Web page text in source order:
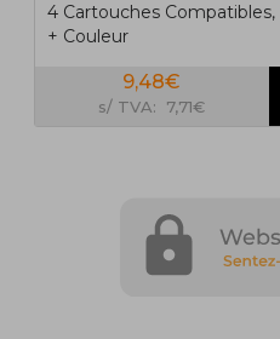
4 Cartouches
+ Couleur
9,48€
s/ TVA: 7,71€